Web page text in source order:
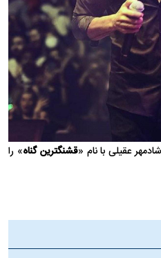
عقیلی با نام «قشنگترین گناه» را